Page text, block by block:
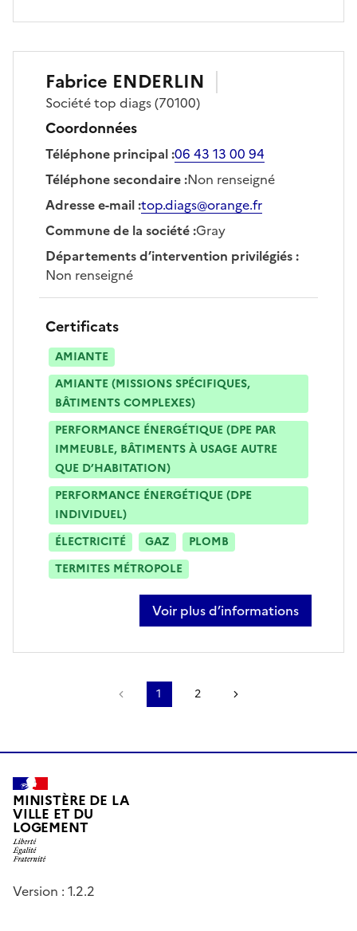
Fabrice ENDERLIN
Sociététop diags(70100)
Coordonnées
Téléphone principal:06 43 13 00 94
Téléphone secondaire:Non renseigné
Adresse e-mail:top.diags@orange.fr
Commune de la société:Gray
Départements d’intervention privilégiés:
Non renseigné
Certificats
AMIANTE
AMIANTE (MISSIONS SPÉCIFIQUES,
BÂTIMENTS COMPLEXES)
PERFORMANCE ÉNERGÉTIQUE (DPE PAR
IMMEUBLE, BÂTIMENTS À USAGE AUTRE
QUE D’HABITATION)
PERFORMANCE ÉNERGÉTIQUE (DPE
INDIVIDUEL)
ÉLECTRICITÉ
GAZ
PLOMB
TERMITES MÉTROPOLE
Voir plus d’informations
sur fabrice enderlin
Page précédente
1 2
MINISTÈRE DE LA
VILLE ET DU
LOGEMENT
Version : 1.2.2